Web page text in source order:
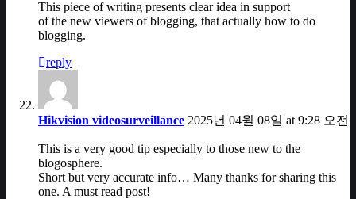
This piece of writing presents clear idea in support
of the new viewers of blogging, that actually how to do
blogging.
reply
Hikvision videosurveillance 2025년 04월 08일 at 9:28 오전
This is a very good tip especially to those new to the
blogosphere.
Short but very accurate info… Many thanks for sharing this
one. A must read post!